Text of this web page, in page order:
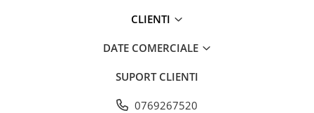
CLIENTI
DATE COMERCIALE
SUPORT CLIENTI
0769267520